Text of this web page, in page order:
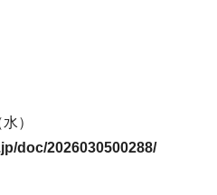
）
doc/2026030500288/